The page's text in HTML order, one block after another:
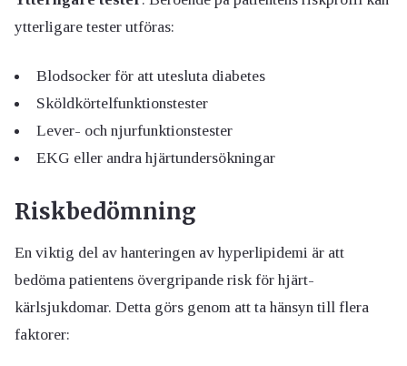
ytterligare tester utföras:
Blodsocker för att utesluta diabetes
Sköldkörtelfunktionstester
Lever- och njurfunktionstester
EKG eller andra hjärtundersökningar
Riskbedömning
En viktig del av hanteringen av hyperlipidemi är att
bedöma patientens övergripande risk för hjärt-
kärlsjukdomar. Detta görs genom att ta hänsyn till flera
faktorer: